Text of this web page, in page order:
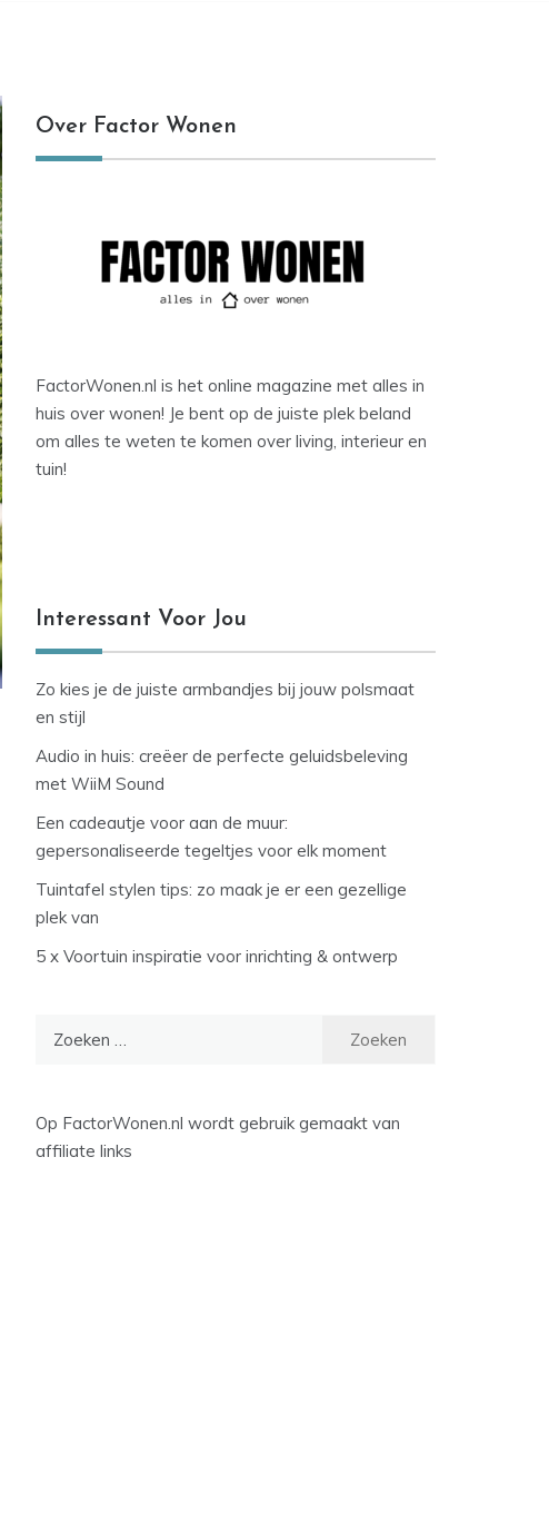
Over Factor Wonen
FactorWonen.nl is het online magazine met alles in
huis over wonen! Je bent op de juiste plek beland
om alles te weten te komen over living, interieur en
tuin!
Interessant Voor Jou
Zo kies je de juiste armbandjes bij jouw polsmaat
en stijl
Audio in huis: creëer de perfecte geluidsbeleving
met WiiM Sound
Een cadeautje voor aan de muur:
gepersonaliseerde tegeltjes voor elk moment
Tuintafel stylen tips: zo maak je er een gezellige
plek van
5 x Voortuin inspiratie voor inrichting & ontwerp
Op FactorWonen.nl wordt gebruik gemaakt van
affiliate links